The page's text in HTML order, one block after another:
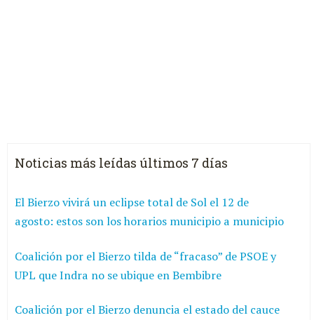
Noticias más leídas últimos 7 días
El Bierzo vivirá un eclipse total de Sol el 12 de
agosto: estos son los horarios municipio a municipio
Coalición por el Bierzo tilda de “fracaso” de PSOE y
UPL que Indra no se ubique en Bembibre
Coalición por el Bierzo denuncia el estado del cauce